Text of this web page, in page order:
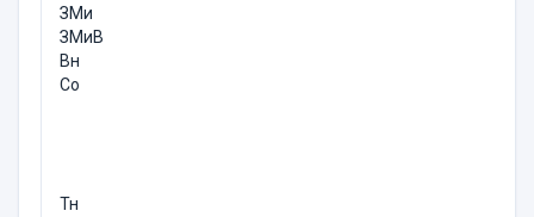
ЗМи
ЗМиВ
Вн
Со
Тн